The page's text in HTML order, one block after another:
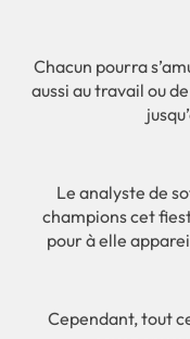
Chacun pourra
aussi au travail ou
Le analyste de
champions cet
pour à elle
Cependant, tout